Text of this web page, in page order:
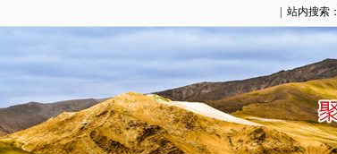
| 站内搜索：